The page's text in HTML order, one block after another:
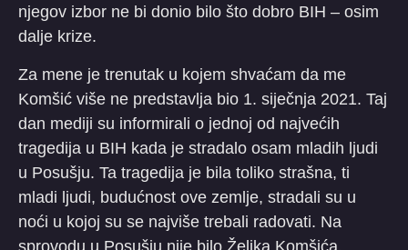
njegov izbor ne bi donio bilo što dobro BIH – osim
dalje krize.
Za mene je trenutak u kojem shvaćam da me
Komšić više ne predstavlja bio 1. siječnja 2021. Taj
dan mediji su informirali o jednoj od najvećih
tragedija u BIH kada je stradalo osam mladih ljudi
u Posušju. Ta tragedija je bila toliko strašna, ti
mladi ljudi, budućnost ove zemlje, stradali su u
noći u kojoj su se najviše trebali radovati. Na